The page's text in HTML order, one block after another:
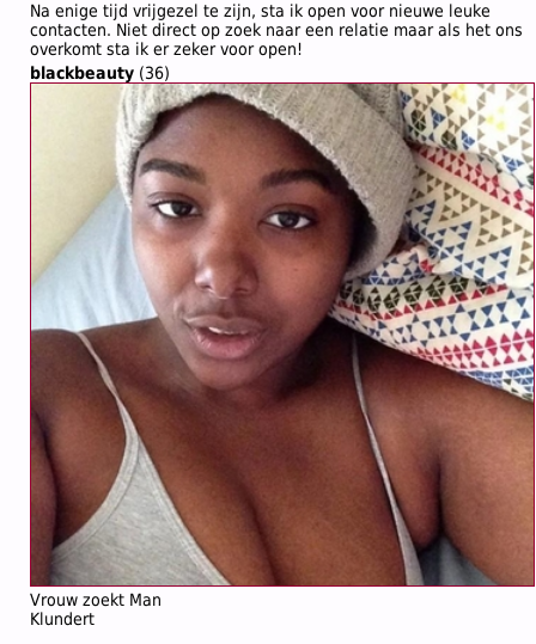
Na enige tijd vrijgezel te zijn, sta ik open voor nieuwe leuke
contacten. Niet direct op zoek naar een relatie maar als het ons
overkomt sta ik er zeker voor open!
blackbeauty (36)
Vrouw zoekt Man
Klundert